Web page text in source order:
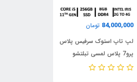
84,000,000 تومان
لپ تاپ استوک سرفیس پلاس
پرو7 پلاس لمسی تبلتشو
مایکروسافت USED LAPTOP